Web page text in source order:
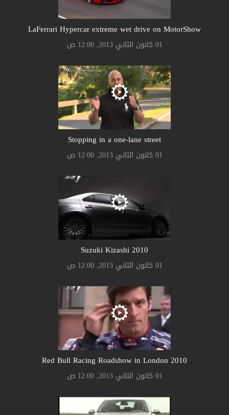
LaFerrari Hypercar extreme wet drive on MotorShow
01 كانون الثاني 2013, 12:00 ص
Stopping in a one-lane street
01 كانون الثاني 2013, 12:00 ص
Suzuki Kizashi 2010
01 كانون الثاني 2013, 12:00 ص
2010 Red Bull Racing Roadshow in London
01 كانون الثاني 2013, 12:00 ص